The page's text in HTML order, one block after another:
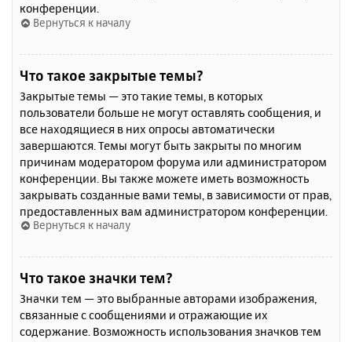
конференции.
Вернуться к началу
Что такое закрытые темы?
Закрытые темы — это такие темы, в которых
пользователи больше не могут оставлять сообщения, и
все находящиеся в них опросы автоматически
завершаются. Темы могут быть закрыты по многим
причинам модератором форума или администратором
конференции. Вы также можете иметь возможность
закрывать созданные вами темы, в зависимости от прав,
предоставленных вам администратором конференции.
Вернуться к началу
Что такое значки тем?
Значки тем — это выбранные авторами изображения,
связанные с сообщениями и отражающие их
содержание. Возможность использования значков тем